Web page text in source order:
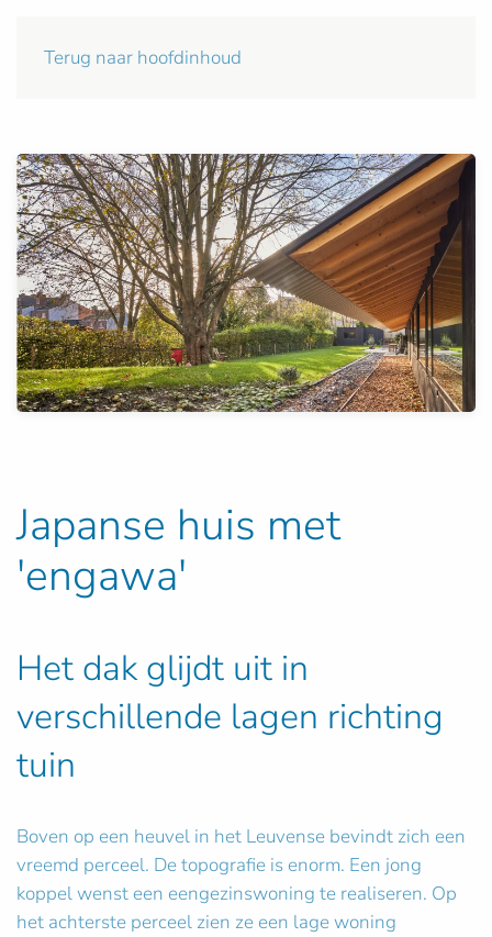
Terug naar hoofdinhoud
Japanse huis met
'engawa'
Het dak glijdt uit in
verschillende lagen richting
tuin
Boven op een heuvel in het Leuvense bevindt zich een
vreemd perceel. De topografie is enorm. Een jong
koppel wenst een eengezinswoning te realiseren. Op
het achterste perceel zien ze een lage woning